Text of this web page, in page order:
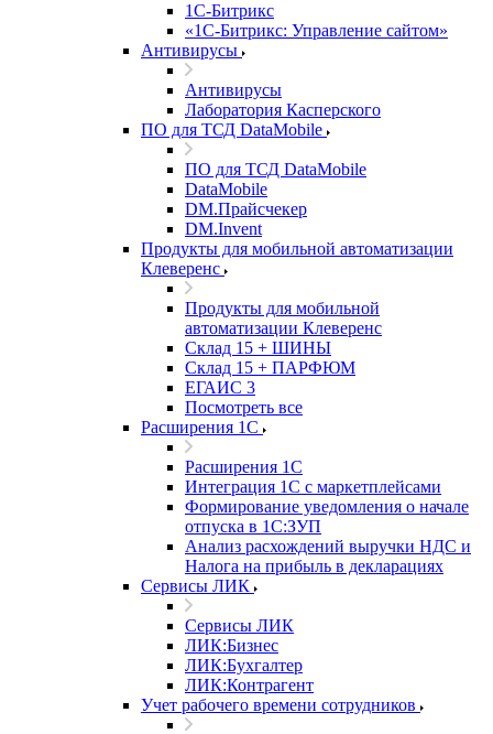
1С-Битрикс
«1С-Битрикс: Управление сайтом»
Антивирусы
Антивирусы
Лаборатория Касперского
ПО для ТСД DataMobile
ПО для ТСД DataMobile
DataMobile
DM.Прайсчекер
DM.Invent
Продукты для мобильной автоматизации
Клеверенс
Продукты для мобильной
автоматизации Клеверенс
Склад 15 + ШИНЫ
Склад 15 + ПАРФЮМ
ЕГАИС 3
Посмотреть все
Расширения 1С
Расширения 1С
Интеграция 1С с маркетплейсами
Формирование уведомления о начале
отпуска в 1С:ЗУП
Анализ расхождений выручки НДС и
Налога на прибыль в декларациях
Сервисы ЛИК
Сервисы ЛИК
ЛИК:Бизнес
ЛИК:Бухгалтер
ЛИК:Контрагент
Учет рабочего времени сотрудников